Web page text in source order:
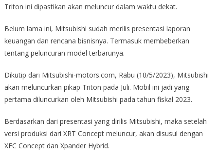
Triton ini dipastikan akan meluncur dalam waktu dekat.
Belum lama ini, Mitsubishi sudah merilis presentasi laporan
keuangan dan rencana bisnisnya. Termasuk membeberkan
tentang peluncuran model terbarunya.
Dikutip dari Mitsubishi-motors.com, Rabu (10/5/2023), Mitsubishi
akan meluncurkan pikap Triton pada Juli. Mobil ini jadi yang
pertama diluncurkan oleh Mitsubishi pada tahun fiskal 2023.
Berdasarkan dari presentasi yang dirilis Mitsubishi, maka setelah
versi produksi dari XRT Concept meluncur, akan disusul dengan
XFC Concept dan Xpander Hybrid.